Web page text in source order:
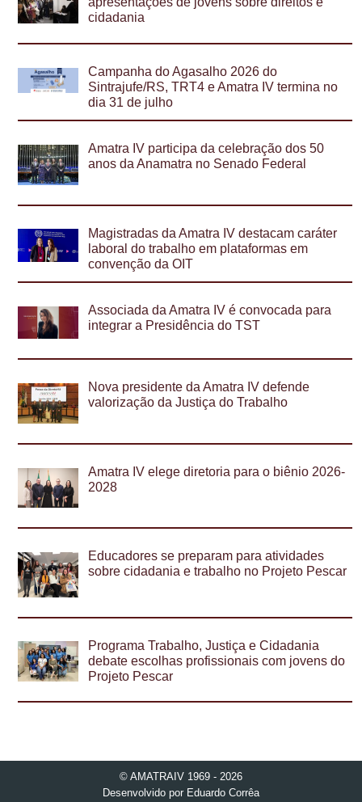
cidadania
Campanha do Agasalho 2026 do
Sintrajufe/RS, TRT4 e Amatra IV termina no
dia 31 de julho
Amatra IV participa da celebração dos 50
anos da Anamatra no Senado Federal
Magistradas da Amatra IV destacam caráter
laboral do trabalho em plataformas em
convenção da OIT
Associada da Amatra IV é convocada para
integrar a Presidência do TST
Nova presidente da Amatra IV defende
valorização da Justiça do Trabalho
Amatra IV elege diretoria para o biênio 2026-
2028
Educadores se preparam para atividades
sobre cidadania e trabalho no Projeto Pescar
Programa Trabalho, Justiça e Cidadania
debate escolhas profissionais com jovens do
Projeto Pescar
© AMATRAIV 1969 - 2026
Desenvolvido por Eduardo Corrêa